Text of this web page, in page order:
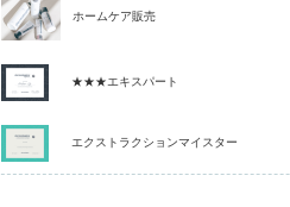
ホームケア販売
★★★エキスパート
エクストラクションマイスター